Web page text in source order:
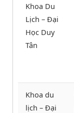
Khoa Du
Lịch – Đại
Học Duy
Tân
Khoa du
lịch – Đại